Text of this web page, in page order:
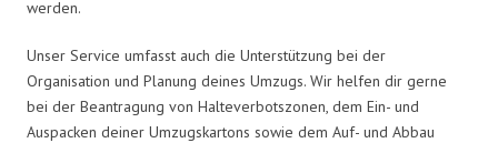
werden.
Unser Service umfasst auch die Unterstützung bei der
Organisation und Planung deines Umzugs. Wir helfen dir gerne
bei der Beantragung von Halteverbotszonen, dem Ein- und
Auspacken deiner Umzugskartons sowie dem Auf- und Abbau